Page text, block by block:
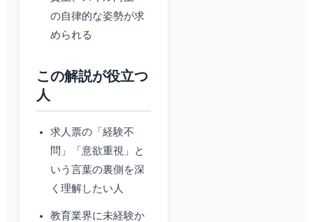
の自律的な姿勢が求
められる
この解説が役立つ
人
求人票の「経験不
問」「意欲重視」と
いう言葉の裏側を深
く理解したい人
教育業界に未経験か